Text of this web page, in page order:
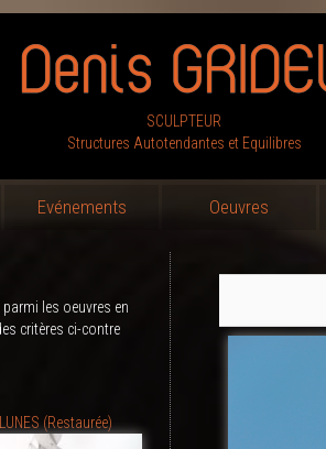
SCULPTEUR
Structures Autotendantes et Equilibres
Evénements Oeuvres
parmi les oeuvres en
critères ci-contre
(Restaurée)